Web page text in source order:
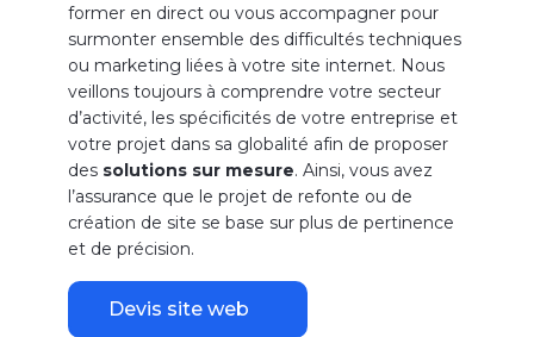
former en direct ou vous accompagner pour
surmonter ensemble des difficultés techniques
ou marketing liées à votre site internet. Nous
veillons toujours à comprendre votre secteur
d’activité, les spécificités de votre entreprise et
votre projet dans sa globalité afin de proposer
des solutions sur mesure. Ainsi, vous avez
l’assurance que le projet de refonte ou de
création de site se base sur plus de pertinence
et de précision.
Devis site web